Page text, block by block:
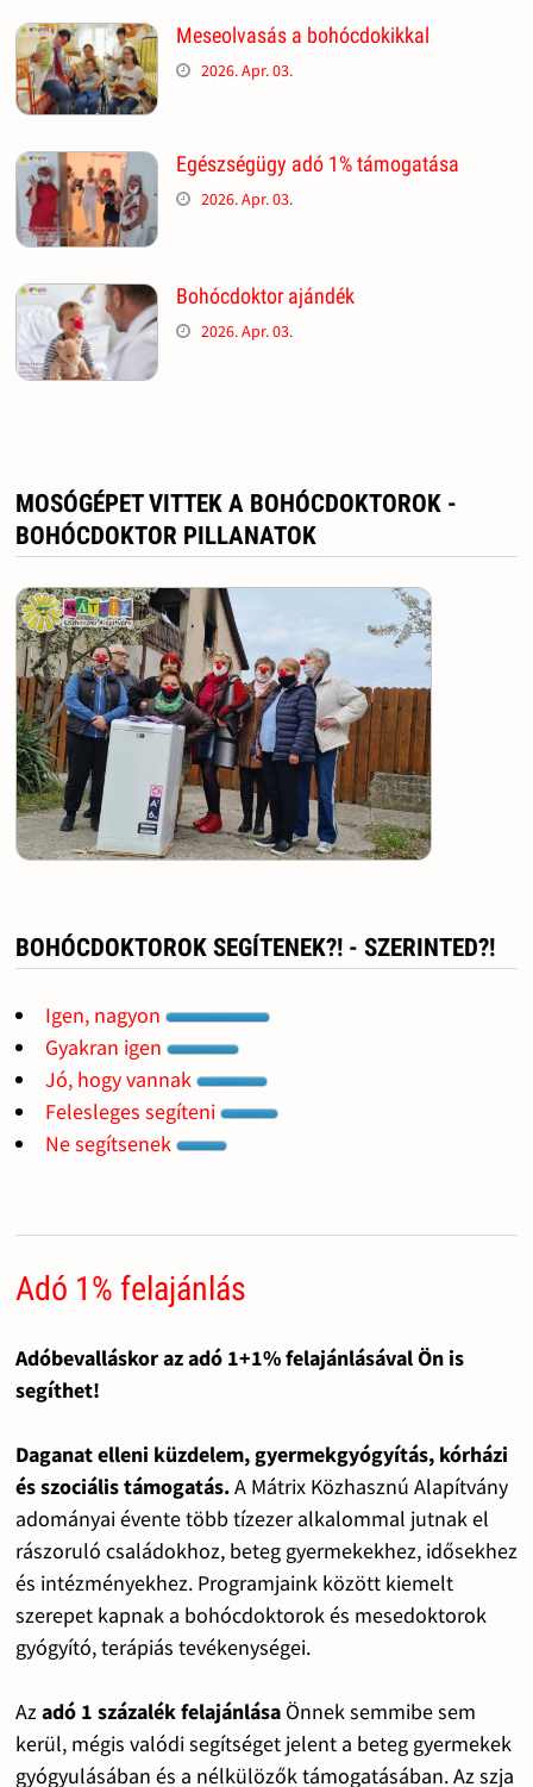
Meseolvasás a bohócdokikkal
2026. Apr. 03.
Egészségügy adó 1% támogatása
2026. Apr. 03.
Bohócdoktor ajándék
2026. Apr. 03.
MOSÓGÉPET VITTEK A BOHÓCDOKTOROK -
BOHÓCDOKTOR PILLANATOK
BOHÓCDOKTOROK SEGÍTENEK?! - SZERINTED?!
Igen, nagyon
Gyakran igen
Jó, hogy vannak
Felesleges segíteni
Ne segítsenek
Adó 1% felajánlás
Adóbevalláskor az adó 1+1% felajánlásával Ön is
segíthet!
Daganat elleni küzdelem, gyermekgyógyítás, kórházi
és szociális támogatás.A Mátrix Közhasznú Alapítvány
adományai évente több tízezer alkalommal jutnak el
rászoruló családokhoz, beteg gyermekekhez, idősekhez
és intézményekhez. Programjaink között kiemelt
szerepet kapnak a bohócdoktorok és mesedoktorok
gyógyító, terápiás tevékenységei.
Azadó 1 százalék felajánlásaÖnnek semmibe sem
kerül, mégis valódi segítséget jelent a beteg gyermekek
gyógyulásában és a nélkülözők támogatásában. Az szja